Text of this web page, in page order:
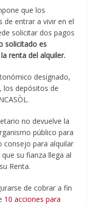
que los
de entrar a vivir en el
solicitar dos pagos
solicitado es
renta del alquiler.
designado,
los depósitos de
no devuelve la
público para
consejo para alquilar
su fianza llega al
Renta.
de cobrar a fin
10 acciones para